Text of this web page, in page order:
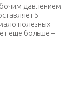
давлением
5
полезных
еще больше –